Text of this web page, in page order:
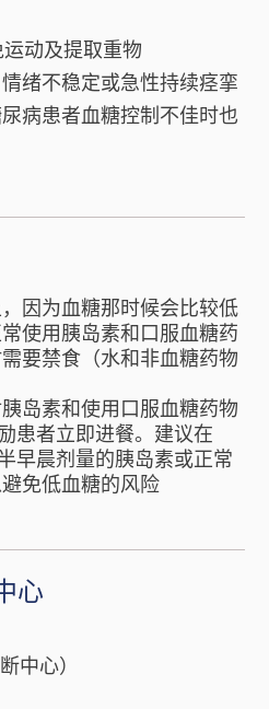
动及提取重物
绪不稳定或急性持续痉挛
病患者血糖控制不佳时也
因为血糖那时候会比较低
使用胰岛素和口服血糖药
要禁食（水和非血糖药物
岛素和使用口服血糖药物
患者立即进餐。建议在
早晨剂量的胰岛素或正常
免低血糖的风险
心
中心）